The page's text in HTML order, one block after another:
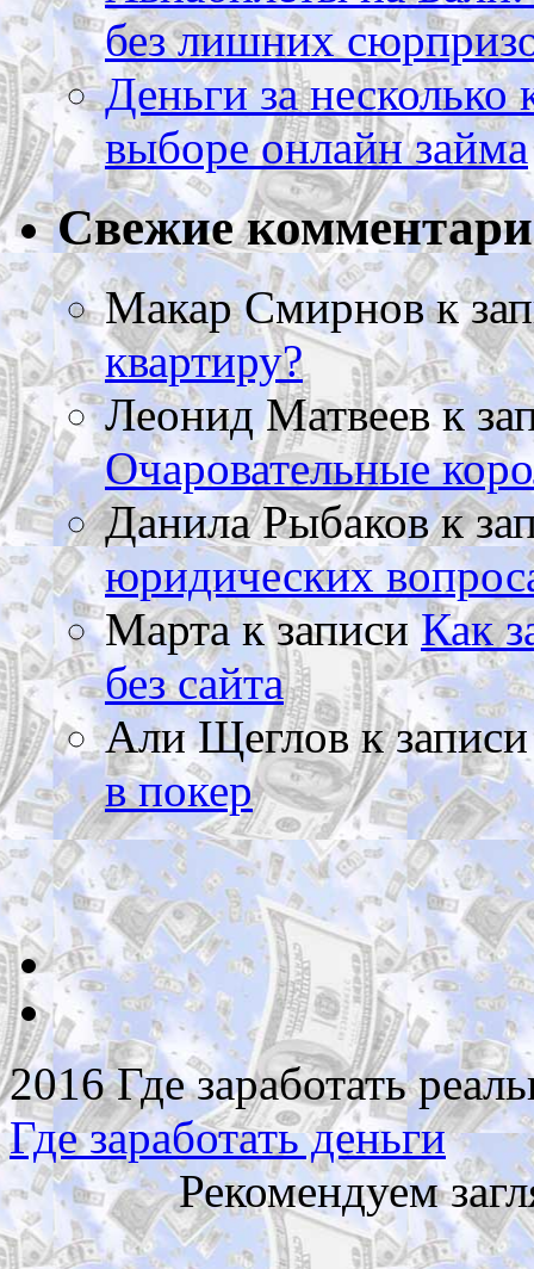
без лишних
Деньги за
выборе онлайн займа
Свежие
Макар Смирновк
квартиру?
Леонид Матвеевк
Очаровательные
Данила Рыбаковк
юридических
Мартак записиКак
без сайта
Али Щегловк
в покер
2016 Где заработать
Где заработать деньги
Рекомендуем